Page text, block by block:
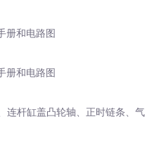
册和电路图
册和电路图
连杆缸盖凸轮轴、正时链条、气